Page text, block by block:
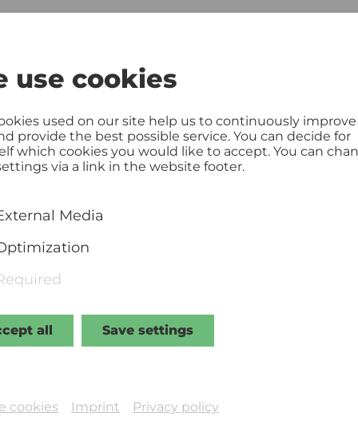
use cookies
used on our site help us to continuously
provide the best possible service. You can decide for
which cookies you would like to accept. You can
via a link in the website footer.
Media
all Save settings
cookies Imprint Privacy policy
Niederösterreich mit der Liebe zur Musik
hat die vielseitige Moderatorin,
und Darstellerin jedenfalls schon immer. Nun
Bandkollegen Alexander Horstmann und
vor. In „Die Geschichte von Dorli und Joe –
sich Dorli, die beste Freundin von Birgit, in
uns an die Diskobesuche der Achtziger
fürsorgliche Schwiegermütter,
Nächte und geglückte Trennungen.
endet: Es muss wohl Liebe sein!